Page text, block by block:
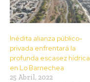
Inédita alianza público-
privada enfrentará la
profunda escasez hídrica
en Lo Barnechea
25 Abril, 2022